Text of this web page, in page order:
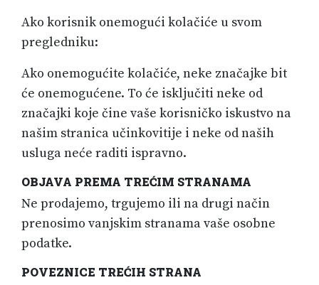
Ako korisnik onemogući kolačiće u svom
pregledniku:
Ako onemogućite kolačiće, neke značajke bit
će onemogućene. To će isključiti neke od
značajki koje čine vaše korisničko iskustvo na
našim stranica učinkovitije i neke od naših
usluga neće raditi ispravno.
OBJAVA PREMA TREĆIM STRANAMA
Ne prodajemo, trgujemo ili na drugi način
prenosimo vanjskim stranama vaše osobne
podatke.
POVEZNICE TREĆIH STRANA